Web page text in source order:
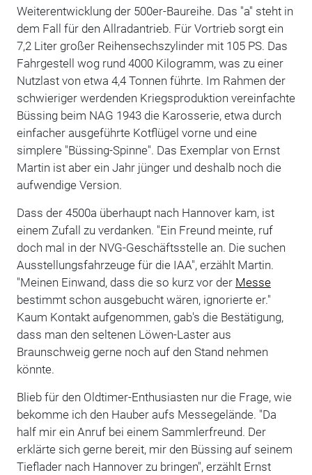
Weiterentwicklung der 500er-Baureihe. Das "a" steht in
dem Fall für den Allradantrieb. Für Vortrieb sorgt ein
7,2 Liter großer Reihensechszylinder mit 105 PS. Das
Fahrgestell wog rund 4000 Kilogramm, was zu einer
Nutzlast von etwa 4,4 Tonnen führte. Im Rahmen der
schwieriger werdenden Kriegsproduktion vereinfachte
Büssing beim NAG 1943 die Karosserie, etwa durch
einfacher ausgeführte Kotflügel vorne und eine
simplere "Büssing-Spinne". Das Exemplar von Ernst
Martin ist aber ein Jahr jünger und deshalb noch die
aufwendige Version.
Dass der 4500a überhaupt nach Hannover kam, ist
einem Zufall zu verdanken. "Ein Freund meinte, ruf
doch mal in der NVG-Geschäftsstelle an. Die suchen
Ausstellungsfahrzeuge für die IAA", erzählt Martin.
"Meinen Einwand, dass die so kurz vor der Messe
bestimmt schon ausgebucht wären, ignorierte er."
Kaum Kontakt aufgenommen, gab's die Bestätigung,
dass man den seltenen Löwen-Laster aus
Braunschweig gerne noch auf den Stand nehmen
könnte.
Blieb für den Oldtimer-Enthusiasten nur die Frage, wie
bekomme ich den Hauber aufs Messegelände. "Da
half mir ein Anruf bei einem Sammlerfreund. Der
erklärte sich gerne bereit, mir den Büssing auf seinem
Tieflader nach Hannover zu bringen", erzählt Ernst